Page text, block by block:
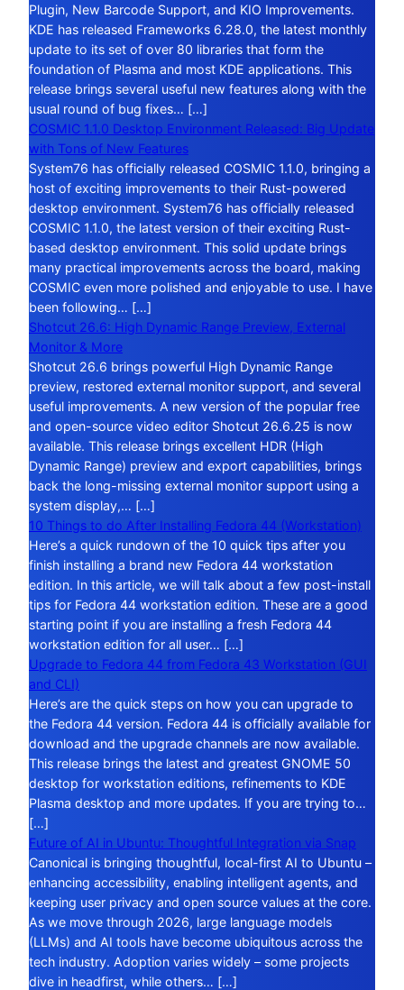
Plugin, New Barcode Support, and KIO Improvements.
KDE has released Frameworks 6.28.0, the latest monthly
update to its set of over 80 libraries that form the
foundation of Plasma and most KDE applications. This
release brings several useful new features along with the
usual round of bug fixes… […]
COSMIC 1.1.0 Desktop Environment Released: Big Update
with Tons of New Features
System76 has officially released COSMIC 1.1.0, bringing a
host of exciting improvements to their Rust-powered
desktop environment. System76 has officially released
COSMIC 1.1.0, the latest version of their exciting Rust-
based desktop environment. This solid update brings
many practical improvements across the board, making
COSMIC even more polished and enjoyable to use. I have
been following… […]
Shotcut 26.6: High Dynamic Range Preview, External
Monitor & More
Shotcut 26.6 brings powerful High Dynamic Range
preview, restored external monitor support, and several
useful improvements. A new version of the popular free
and open-source video editor Shotcut 26.6.25 is now
available. This release brings excellent HDR (High
Dynamic Range) preview and export capabilities, brings
back the long-missing external monitor support using a
system display,… […]
10 Things to do After Installing Fedora 44 (Workstation)
Here’s a quick rundown of the 10 quick tips after you
finish installing a brand new Fedora 44 workstation
edition. In this article, we will talk about a few post-install
tips for Fedora 44 workstation edition. These are a good
starting point if you are installing a fresh Fedora 44
workstation edition for all user… […]
Upgrade to Fedora 44 from Fedora 43 Workstation (GUI
and CLI)
Here’s are the quick steps on how you can upgrade to
the Fedora 44 version. Fedora 44 is officially available for
download and the upgrade channels are now available.
This release brings the latest and greatest GNOME 50
desktop for workstation editions, refinements to KDE
Plasma desktop and more updates. If you are trying to…
[…]
Future of AI in Ubuntu: Thoughtful Integration via Snap
Canonical is bringing thoughtful, local-first AI to Ubuntu –
enhancing accessibility, enabling intelligent agents, and
keeping user privacy and open source values at the core.
As we move through 2026, large language models
(LLMs) and AI tools have become ubiquitous across the
tech industry. Adoption varies widely – some projects
dive in headfirst, while others… […]